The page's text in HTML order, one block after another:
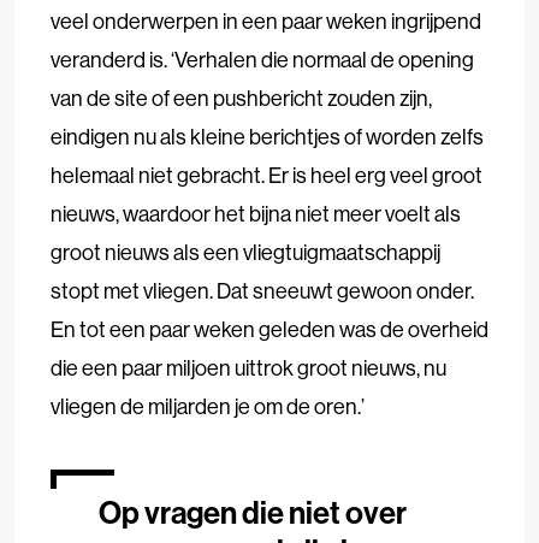
veel onderwerpen in een paar weken ingrijpend
veranderd is. ‘Verhalen die normaal de opening
van de site of een pushbericht zouden zijn,
eindigen nu als kleine berichtjes of worden zelfs
helemaal niet gebracht. Er is heel erg veel groot
nieuws, waardoor het bijna niet meer voelt als
groot nieuws als een vliegtuigmaatschappij
stopt met vliegen. Dat sneeuwt gewoon onder.
En tot een paar weken geleden was de overheid
die een paar miljoen uittrok groot nieuws, nu
vliegen de miljarden je om de oren.’
Op vragen die niet over